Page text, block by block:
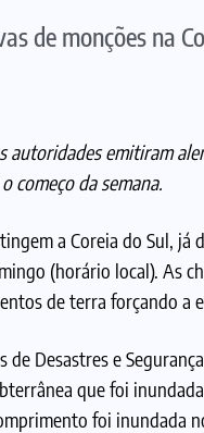
de monções na
autoridades emitiram
começo da semana.
a Coreia do Sul,
(horário local). As
de terra forçando a
de Desastres e
que foi
foi inundada